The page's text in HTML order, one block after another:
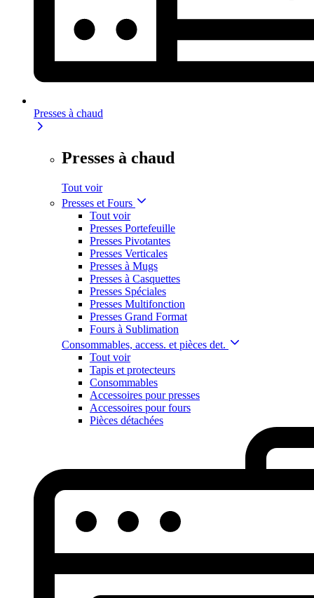
Presses à chaud
Presses à chaud
Tout voir
Presses et Fours
Tout voir
Presses Portefeuille
Presses Pivotantes
Presses Verticales
Presses à Mugs
Presses à Casquettes
Presses Spéciales
Presses Multifonction
Presses Grand Format
Fours à Sublimation
Consommables, access. et pièces det.
Tout voir
Tapis et protecteurs
Consommables
Accessoires pour presses
Accessoires pour fours
Pièces détachées